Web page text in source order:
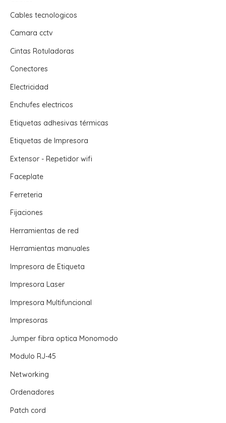
Cables tecnologicos
Camara cctv
Cintas Rotuladoras
Conectores
Electricidad
Enchufes electricos
Etiquetas adhesivas térmicas
Etiquetas de Impresora
Extensor - Repetidor wifi
Faceplate
Ferreteria
Fijaciones
Herramientas de red
Herramientas manuales
Impresora de Etiqueta
Impresora Laser
Impresora Multifuncional
Impresoras
Jumper fibra optica Monomodo
Modulo RJ-45
Networking
Ordenadores
Patch cord